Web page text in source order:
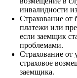
инвалидности
Страхование от
платежи или
если заемщик
проблемами.
Страхование от
страховое
заемщика.